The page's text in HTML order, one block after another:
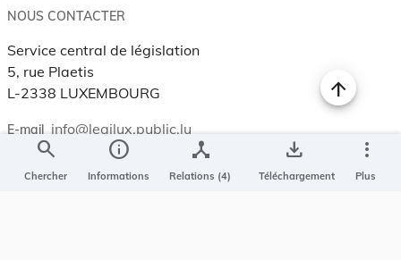
search
Chercher
info
Informations
device_hub
Relations (4)
save_alt
Téléchargement
more_vert
Plus
NOUS CONTACTER
Service central de législation
5, rue Plaetis
L-2338 LUXEMBOURG
E-mail info@legilux.public.lu
My LegiBox , votre espace personnel.